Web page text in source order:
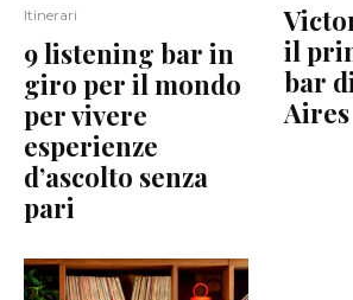
Itinerari
9 listening bar in
giro per il mondo
per vivere
esperienze
d’ascolto senza
pari
il
bar
Aires